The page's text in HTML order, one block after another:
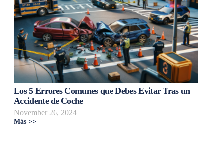
Los 5 Errores Comunes que Debes Evitar Tras un
Accidente de Coche
November 26, 2024
Más >>